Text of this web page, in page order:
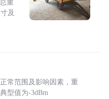
重
及
常范围及影响因素，重
型值为-3dBm